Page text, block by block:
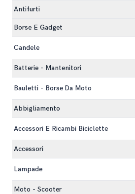
Antifurti
Borse E Gadget
Candele
Batterie - Mantenitori
Bauletti - Borse Da Moto
Abbigliamento
Accessori E Ricambi Biciclette
Accessori
Lampade
Moto - Scooter